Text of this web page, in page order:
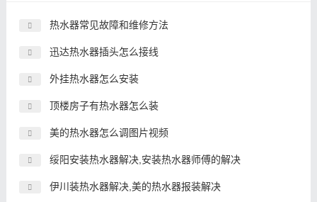
热水器常见故障和维修方法
迅达热水器插头怎么接线
外挂热水器怎么安装
顶楼房子有热水器怎么装
美的热水器怎么调图片视频
绥阳安装热水器解决,安装热水器师傅的解决
伊川装热水器解决,美的热水器报装解决